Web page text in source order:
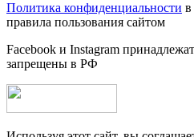
Политика конфиденциальности
правила пользования сайтом
Facebook и Instagram
запрещены в РФ